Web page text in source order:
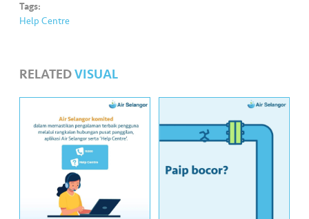
Tags:
Help Centre
RELATEDVISUAL